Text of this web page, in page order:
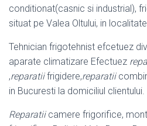
conditionat(casnic si industrial),
situat pe Valea Oltului, in
Tehnician frigotehnist efcetuez
aparate climatizare Efectuez
,reparatiifrigidere,reparatii
in Bucuresti la domiciliul
Reparatiicamere frigorifice,